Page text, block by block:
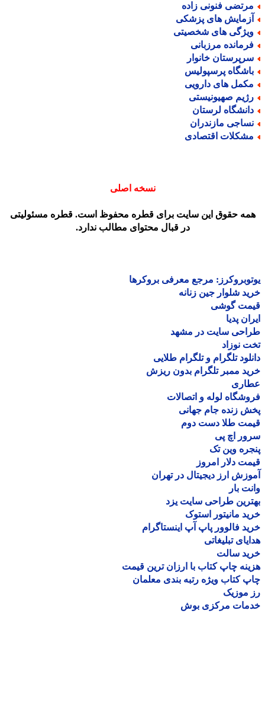
فنونی زاده
های پزشکی
های شخصیتی
مرزبانی
خانوار
پرسپولیس
های دارویی
صهیونیستی
لرستان
مازندران
اقتصادی
نسخه اصلی
حقوق این سایت برای قطره محفوظ است. قطره مسئولیتی
در قبال محتوای مطالب ندارد.
مرجع معرفی بروکرها
شلوار جین زنانه
گوشی
پدیا
سایت در مشهد
نوزاد
تلگرام و تلگرام طلایی
ممبر تلگرام بدون ریزش
لوله و اتصالات
زنده جام جهانی
طلا دست دوم
اچ پی
وین تک
دلار امروز
ارز دیجیتال در تهران
بار
طراحی سایت یزد
مانیتور استوک
فالوور پاپ آپ اینستاگرام
تبلیغاتی
سالت
چاپ کتاب با ارزان ترین قیمت
کتاب ویژه رتبه بندی معلمان
موزیک
مرکزی بوش